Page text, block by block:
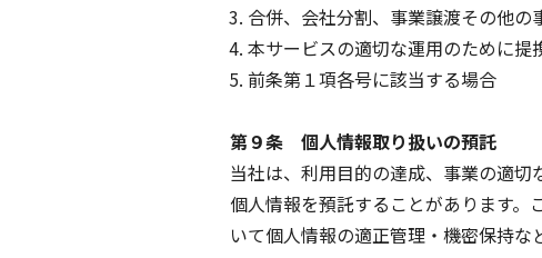
合併、会社分割、事業譲渡その他
本サービスの適切な運用のために
前条第１項各号に該当する場合
第９条 個人情報取り扱いの預託
当社は、利用目的の達成、事業の適
個人情報を預託することがあります
いて個人情報の適正管理・機密保持な